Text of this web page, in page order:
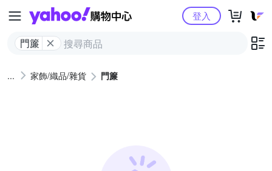
Yahoo購物中心
門簾
登入
家飾/織品/雜貨 門簾